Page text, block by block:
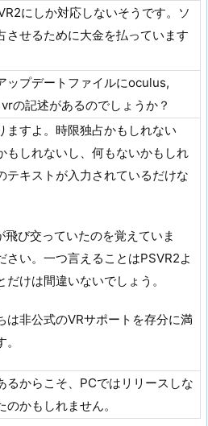
にしか対応しないそうです。ソ
させるために大金を払っています
ップデートファイルにoculus,
の記述があるのでしょうか？
すよ。時限独占かもしれない
もしれないし、何もないかもしれ
テキストが入力されているだけな
飛び交っていたのを覚えていま
さい。一つ言えることはPSVR2よ
けは間違いないでしょう。
は非公式のVRサポートを存分に満
からこそ、PCではリリースしな
かもしれません。